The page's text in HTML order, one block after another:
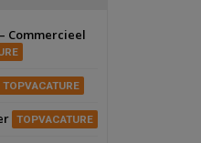
Commercieel
TOPVACATURE
TOPVACATURE